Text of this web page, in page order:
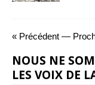
« Précédent —
NOUS NE
LES VOIX DE